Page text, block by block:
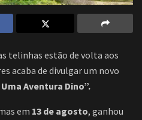
telinhas estão de volta aos
acaba de divulgar um novo
Aventura Dino”.
em 13 de agosto, ganhou